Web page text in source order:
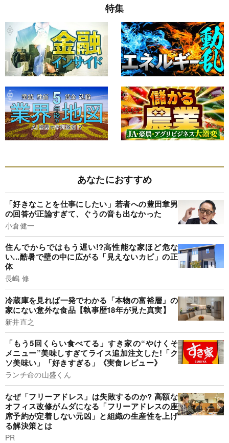
特集
あなたにおすすめ
「好きなことを仕事にしたい」若者への豊田章男
の回答が正論すぎて、ぐうの音も出なかった
小倉健一
住んでからではもう遅い!?高性能な家ほど危な
い...酷暑で壁の中に広がる「見えないカビ」の正
体
長嶋 修
冷蔵庫を見れば一発でわかる「本物の富裕層」の
家にない意外な食品【執事歴18年が見た真実】
新井直之
「もう5回くらい食べてる」すき家の“やけくそ
メニュー”美味しすぎてライス追加注文した!「ク
ソ美味い」「好きすぎる」《実食レビュー》
ランチ命の山盛くん
なぜ「フリーアドレス」は失敗するのか? 高額な
オフィス改修がムダになる「フリーアドレスの座
席予約が定着しない元凶」と組織の生産性を上げ
る解決策とは
PR